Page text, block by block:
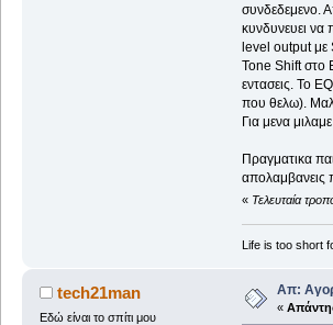
συνδεδεμενο.
κυνδυνευει να
level output με
Tone Shift στο
εντασεις. Το
που θελω).
Για μενα
Πραγματικα
απολαμβανεις
« Τελευταία
Life is too short
tech21man
Εδώ είναι το σπίτι μου
Απ:
«